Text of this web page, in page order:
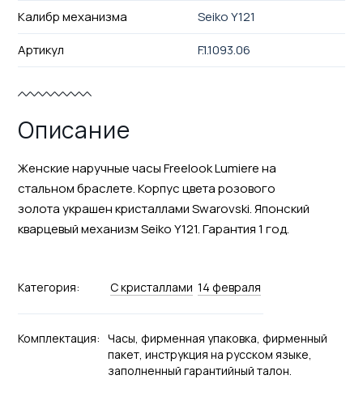
Калибр механизма
Seiko Y121
Артикул
F.1.1093.06
Описание
Женские наручные часы Freelook Lumiere на
стальном браслете. Корпус цвета розового
золота украшен кристаллами Swarovski. Японский
кварцевый механизм Seiko Y121. Гарантия 1 год.
Категория: С кристаллами 14 февраля
Комплектация: Часы, фирменная упаковка, фирменный
пакет, инструкция на русском языке,
заполненный гарантийный талон.